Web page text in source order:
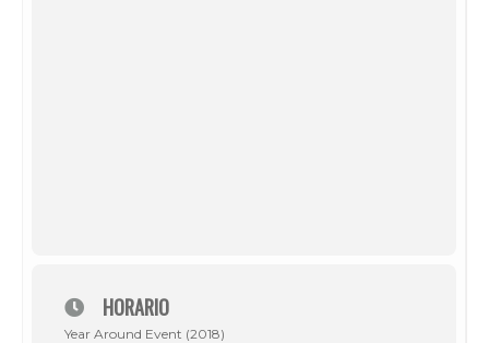
HORARIO
Year Around Event (2018)